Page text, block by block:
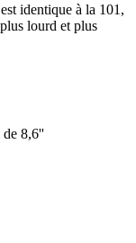
identique à la 101,
lourd et plus
8,6''